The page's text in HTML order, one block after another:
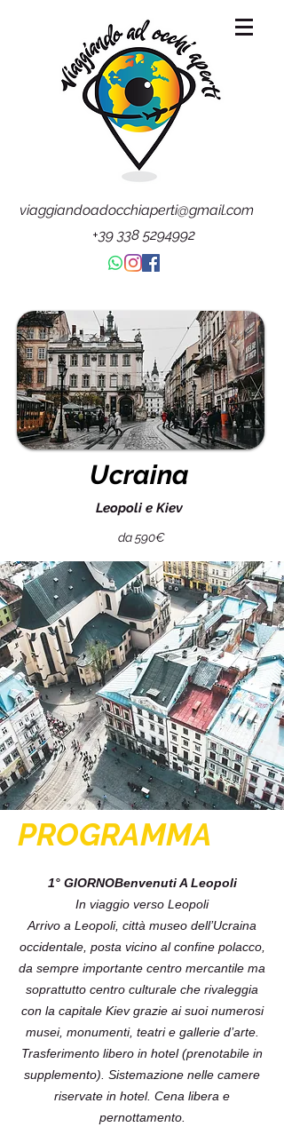
viaggiandoadocchiaperti@gmail.com
+39 338 5294992
Ucraina
Leopoli e Kiev
da 590€
PROGRAMMA
1° GIORNOBenvenuti A Leopoli
In viaggio verso Leopoli
Arrivo a Leopoli, città museo dell’Ucraina
occidentale, posta vicino al confine polacco,
da sempre importante centro mercantile ma
soprattutto centro culturale che rivaleggia
con la capitale Kiev grazie ai suoi numerosi
musei, monumenti, teatri e gallerie d’arte.
Trasferimento libero in hotel (prenotabile in
supplemento). Sistemazione nelle camere
riservate in hotel. Cena libera e
pernottamento.